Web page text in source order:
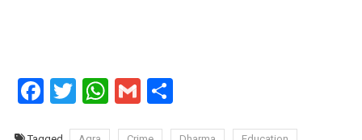
Facebook
TwitterWhatsApp
Gmail